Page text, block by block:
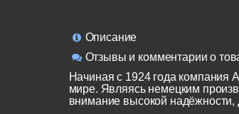
Описание
Отзывы и комментарии о
Начиная с 1924 года компания
мире. Являясь немецким
внимание высокой надёжности,